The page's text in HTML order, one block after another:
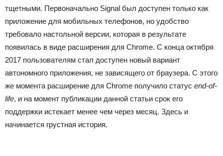
тщетными. Первоначально Signal был доступен только как
приложение для мобильных телефонов, но удобство
требовало настольной версии, которая в результате
появилась в виде расширения для Chrome. С конца октября
2017 пользователям стал доступен новый вариант
автономного приложения, не зависящего от браузера. С этого
же момента расширение для Chrome получило статус end-of-
life, и на момент публикации данной статьи срок его
поддержки истекает менее чем через месяц. Здесь и
начинается грустная история.